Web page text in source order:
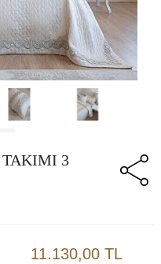
TAKIMI 3
11.130,00 TL